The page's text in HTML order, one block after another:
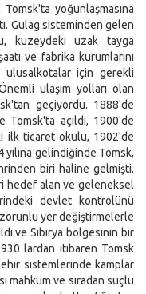
yoğunlaşmasına
Gulag sisteminden gelen
kuzeydeki uzak tayga
ve fabrika kurumlarını
ulusalkotalar için gerekli
ulaşım yolları olan
geçiyordu. 1888'de
Tomsk'ta açıldı, 1900'de
ilk ticaret okulu, 1902'de
gelindiğinde Tomsk,
biri haline gelmişti.
hedef alan ve geleneksel
devlet kontrolünü
yer değiştirmelerle
ve Sibirya bölgesinin bir
lardan itibaren Tomsk
sistemlerinde kamplar
mahküm ve sıradan suçlu